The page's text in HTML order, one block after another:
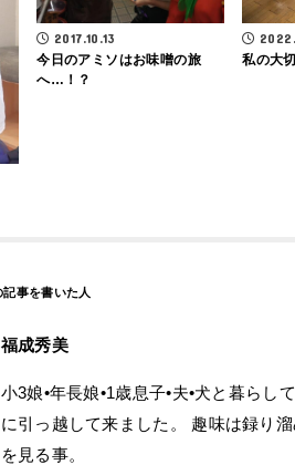
2017.10.13
今日のアミソはお味噌の旅
へ…！？
私の大
福成秀美
小3娘•年長娘•1歳息子•夫•犬と暮ら
に引っ越して来ました。 趣味は録り
を見る事。